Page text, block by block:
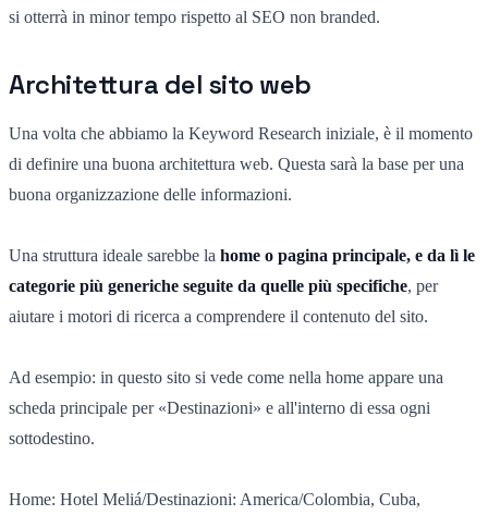
si otterrà in minor tempo rispetto al SEO non branded.
Architettura del sito web
Una volta che abbiamo la Keyword Research iniziale, è il momento
di definire una buona architettura web. Questa sarà la base per una
buona organizzazione delle informazioni.
Una struttura ideale sarebbe la home o pagina principale, e da lì le
categorie più generiche seguite da quelle più specifiche, per
aiutare i motori di ricerca a comprendere il contenuto del sito.
Ad esempio: in questo sito si vede come nella home appare una
scheda principale per «Destinazioni» e all'interno di essa ogni
sottodestino.
Home: Hotel Meliá/Destinazioni: America/Colombia, Cuba,